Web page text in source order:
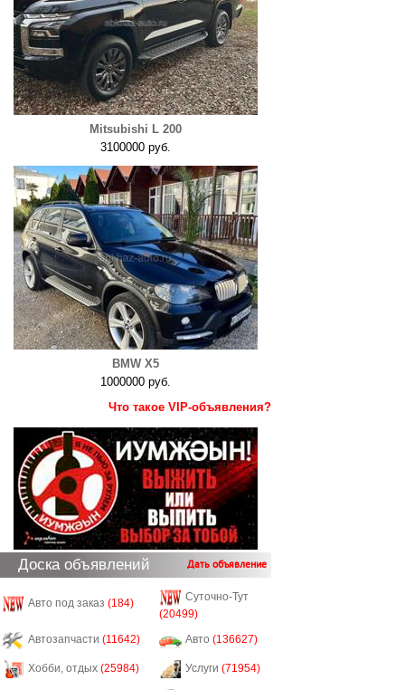
Mitsubishi L 200
3100000 руб.
BMW X5
1000000 руб.
Что такое VIP-объявления?
Доска объявлений Дать объявление
Авто под заказ (184)
Суточно-Тут
(20499)
Автозапчасти (11642) Авто (136627)
Хобби, отдых (25984) Услуги (71954)